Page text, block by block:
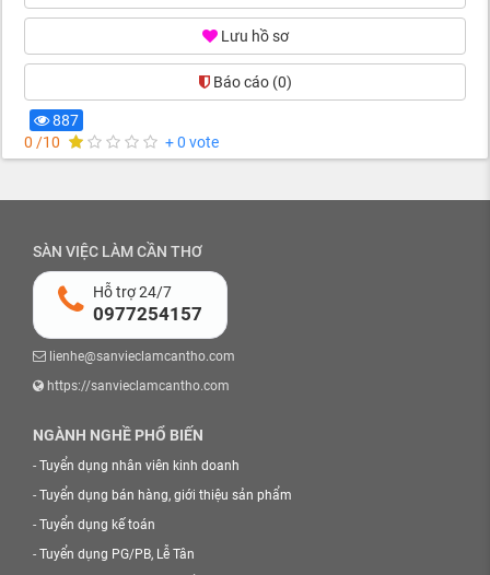
Lưu hồ sơ
Báo cáo (0)
887
0 /10
+ 0 vote
SÀN VIỆC LÀM CẦN THƠ
Hỗ trợ 24/7
0977254157
lienhe@sanvieclamcantho.com
https://sanvieclamcantho.com
NGÀNH NGHỀ PHỔ BIẾN
- Tuyển dụng nhân viên kinh doanh
- Tuyển dụng bán hàng, giới thiệu sản phẩm
- Tuyển dụng kế toán
- Tuyển dụng PG/PB, Lễ Tân